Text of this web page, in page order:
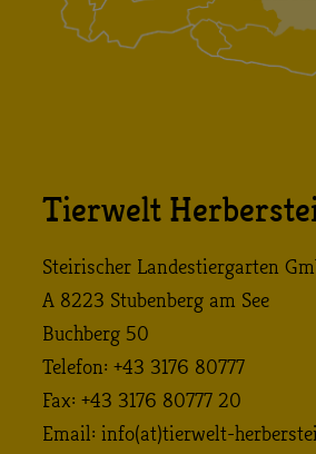
Tierwelt
Steirischer Landestiergarten
A 8223 Stubenberg am See
Buchberg 50
Telefon: +43 3176 80777
Fax: +43 3176 80777 20
Email: info (at) tierwelt-